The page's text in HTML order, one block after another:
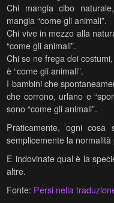
Chi mangia cibo
mangia “come gli animali”.
Chi vive in mezzo alla
“come gli animali”.
Chi se ne frega dei
è “come gli animali”.
I bambini che
che corrono, urlano e
sono “come gli animali”.
Praticamente, ogni
semplicemente la
E indovinate qual è la
altre.
Fonte: Persi nella